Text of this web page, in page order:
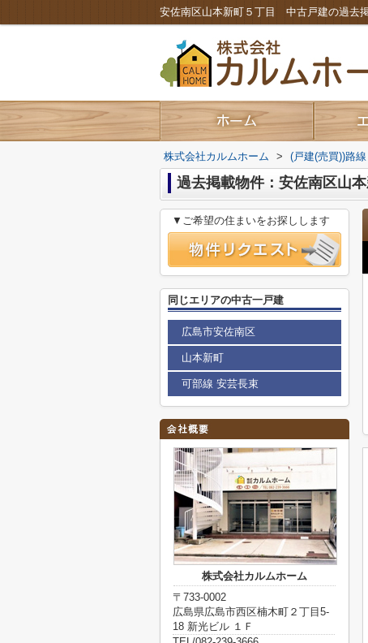
株式会社カルムホーム > (戸建(売買))路
過去掲載物件：安佐南区山
▼ご希望の住まいをお探しします
同じエリアの中古一戸建
広島市安佐南区
山本新町
可部線 安芸長束
株式会社カルムホーム
〒733-0002
広島県広島市西区楠木町２丁目5-
18 新光ビル １Ｆ